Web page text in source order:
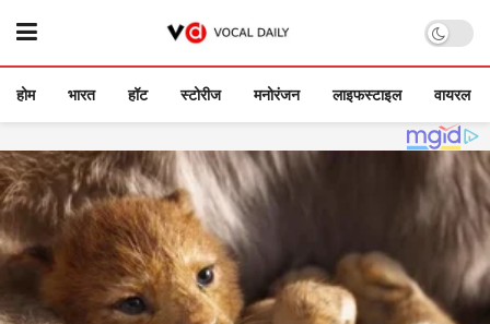
होम भारत हॉट स्टोरीज मनोरंजन लाइफस्टाइल वायरल